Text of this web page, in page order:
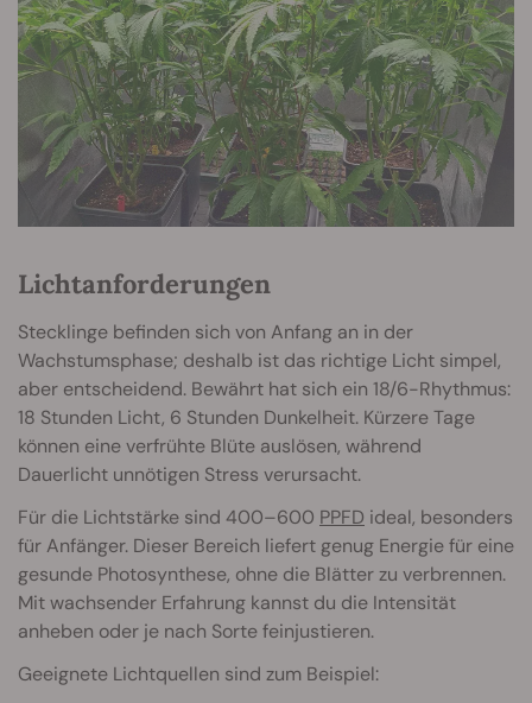
Lichtanforderungen
Stecklinge befinden sich von Anfang an in der
Wachstumsphase; deshalb ist das richtige Licht simpel,
aber entscheidend. Bewährt hat sich ein 18/6-Rhythmus:
18 Stunden Licht, 6 Stunden Dunkelheit. Kürzere Tage
können eine verfrühte Blüte auslösen, während
Dauerlicht unnötigen Stress verursacht.
Für die Lichtstärke sind 400–600 PPFD ideal, besonders
für Anfänger. Dieser Bereich liefert genug Energie für eine
gesunde Photosynthese, ohne die Blätter zu verbrennen.
Mit wachsender Erfahrung kannst du die Intensität
anheben oder je nach Sorte feinjustieren.
Geeignete Lichtquellen sind zum Beispiel: